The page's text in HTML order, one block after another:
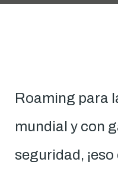
Roaming para
mundial y con
seguridad,